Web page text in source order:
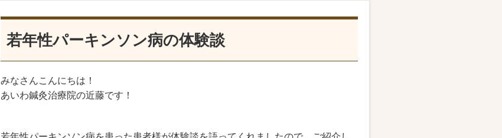
若年性パーキンソン病の体験談
みなさんこんにちは！
あいわ鍼灸治療院の近藤です！